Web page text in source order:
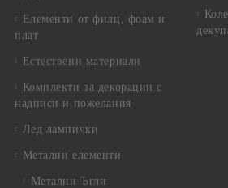
Елементи от филц, фоам и
плат
Естествени материали
Комплекти за декорации с
надписи и пожелания
Лед лампички
Метални елементи
Метални Ъгли